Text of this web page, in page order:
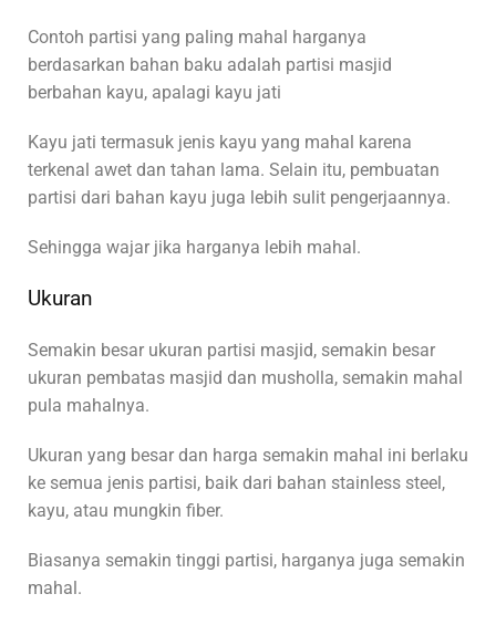
Contoh partisi yang paling mahal harganya
berdasarkan bahan baku adalah partisi masjid
berbahan kayu, apalagi kayu jati
Kayu jati termasuk jenis kayu yang mahal karena
terkenal awet dan tahan lama. Selain itu, pembuatan
partisi dari bahan kayu juga lebih sulit pengerjaannya.
Sehingga wajar jika harganya lebih mahal.
Ukuran
Semakin besar ukuran partisi masjid, semakin besar
ukuran pembatas masjid dan musholla, semakin mahal
pula mahalnya.
Ukuran yang besar dan harga semakin mahal ini berlaku
ke semua jenis partisi, baik dari bahan stainless steel,
kayu, atau mungkin fiber.
Biasanya semakin tinggi partisi, harganya juga semakin
mahal.